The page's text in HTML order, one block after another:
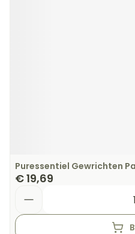
Puressentiel Gewrichten
€ 19,69